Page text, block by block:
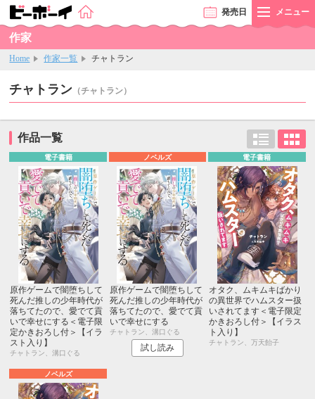
発売日 メニュー
作家
Home 作家一覧 チャトラン
チャトラン （チャトラン）
作品一覧
電子書籍
原作ゲームで闇堕ちして
死んだ推しの少年時代が
落ちてたので、愛でて貢
いで幸せにする＜電子限
定かきおろし付＞【イラ
スト入り】
チャトラン、溝口ぐる
ノベルズ
原作ゲームで闇堕ちして
死んだ推しの少年時代が
落ちてたので、愛でて貢
いで幸せにする
チャトラン、溝口ぐる
試し読み
電子書籍
オタク、ムキムキばかり
の異世界でハムスター扱
いされてます＜電子限定
かきおろし付＞【イラス
ト入り】
チャトラン、万天飴子
ノベルズ